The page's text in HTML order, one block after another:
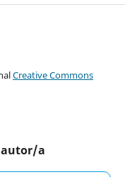
Creative Commons
autor/a